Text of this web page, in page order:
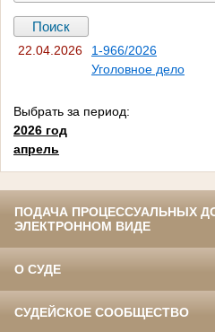
22.04.2026
1-966/2026
Уголовное дело
Выбрать за период:
2026 год
апрель
ПОДАЧА ПРОЦЕССУАЛЬНЫХ
ЭЛЕКТРОННОМ ВИДЕ
О СУДЕ
СУДЕЙСКОЕ СООБЩЕСТВО